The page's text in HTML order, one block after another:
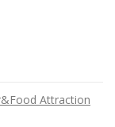
Attraction